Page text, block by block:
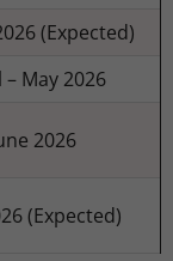
(Expected)
May 2026
2026
(Expected)